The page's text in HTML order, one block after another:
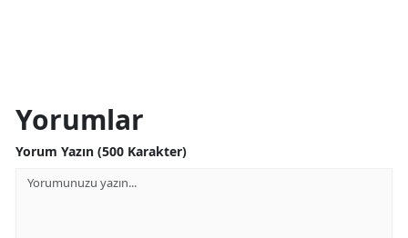
Yorumlar
Yorum Yazın (500 Karakter)